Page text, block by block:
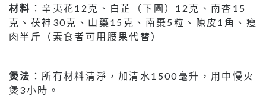
材料 ：辛夷花12克、白芷（下圖）12克、南杏15
克、茯神30克、山藥15克、南棗5粒、陳皮1角、瘦
肉半斤（素食者可用腰果代替）
煲法 ：所有材料清淨，加清水1500毫升，用中慢火
煲3小時。